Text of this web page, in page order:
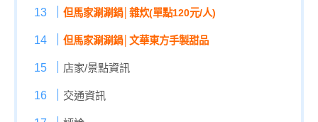
但馬家涮涮鍋│雜炊(單點120元/人)
但馬家涮涮鍋│文華東方手製甜品
店家/景點資訊
交通資訊